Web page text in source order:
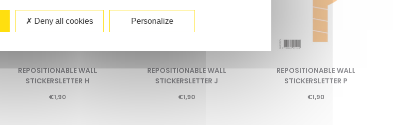
REPOSITIONABLE WALL
STICKERSLETTER H
€1,90
REPOSITIONABLE WALL
STICKERSLETTER J
€1,90
REPOSITIONABLE WALL
STICKERSLETTER P
€1,90
Deny all cookies Personalize